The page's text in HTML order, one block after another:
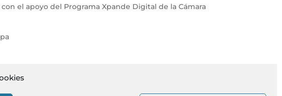
el apoyo del Programa Xpande Digital de la Cámara